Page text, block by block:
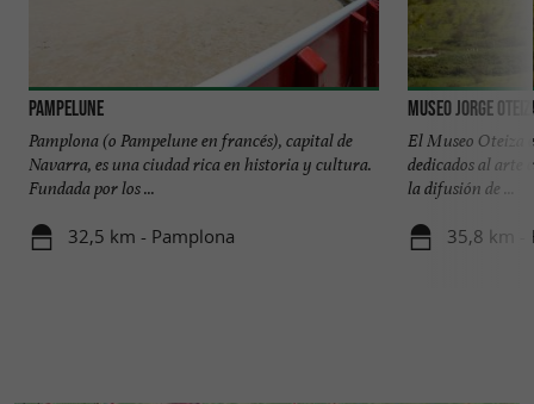
Pampelune
Pamplona (o Pampelune en francés), capital de
Navarra, es una ciudad rica en historia y cultura.
Fundada por los ...
32,5 km - Pamplona
Museo Jorge
El Museo Oteiza
dedicados al arte
la difusión de ...
35,8 km -